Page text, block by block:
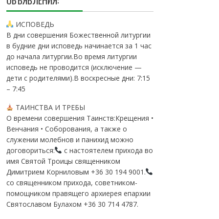
ИСПОВЕДЬ
В дни совершения Божественной литургии
в будние дни исповедь начинается за 1 час
до начала литургии.Во время литургии
исповедь не проводится (исключение —
дети с родителями).В воскресные дни: 7:15
– 7:45
ТАИНСТВА И ТРЕБЫ
О времени совершения Таинств:Крещения •
Венчания • Соборования, а также о
служении молебнов и панихид можно
договориться:
с настоятелем прихода во
имя Святой Троицы священником
Димитрием Корниловым +36 30 194 9001.
со священником прихода, советником-
помощником правящего архиерея епархии
Святославом Булахом +36 30 714 4787.